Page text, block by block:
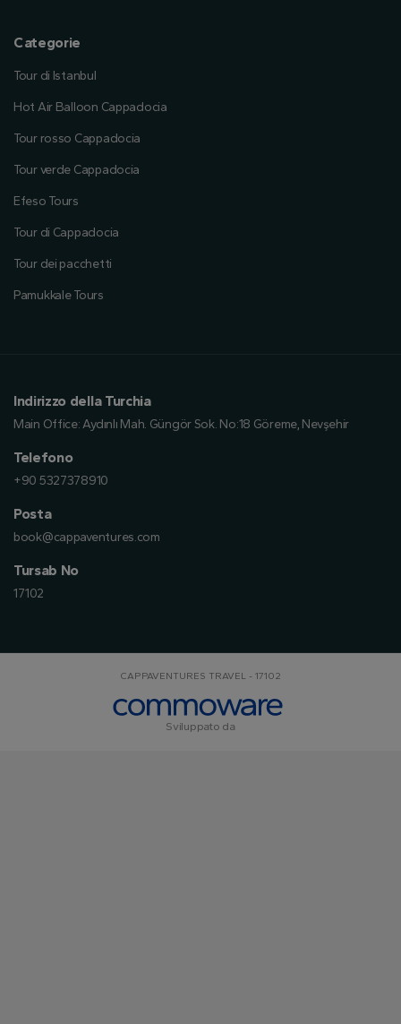
Categorie
Tour di Istanbul
Hot Air Balloon Cappadocia
Tour rosso Cappadocia
Tour verde Cappadocia
Efeso Tours
Tour di Cappadocia
Tour dei pacchetti
Pamukkale Tours
Indirizzo della Turchia
Main Office:Aydınlı Mah. Güngör Sok. No:18 Göreme, Nevşehir
Telefono
+90 5327378910
Posta
book@cappaventures.com
Tursab No
17102
CAPPAVENTURES TRAVEL - 17102
Sviluppato da